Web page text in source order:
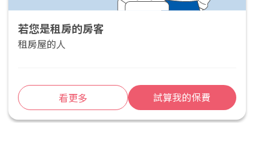
若您是租房的房客
租房屋的人
看更多 試算我的保費